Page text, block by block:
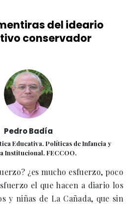
del ideario
conservador
Pedro Badía
Educativa. Políticas de Infancia y
Institucional. FECCOO.
¿es mucho esfuerzo, poco
el que hacen a diario los
y niñas de La Cañada, que sin